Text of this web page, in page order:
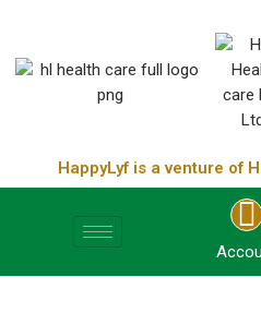
HappyLyf is a venture of